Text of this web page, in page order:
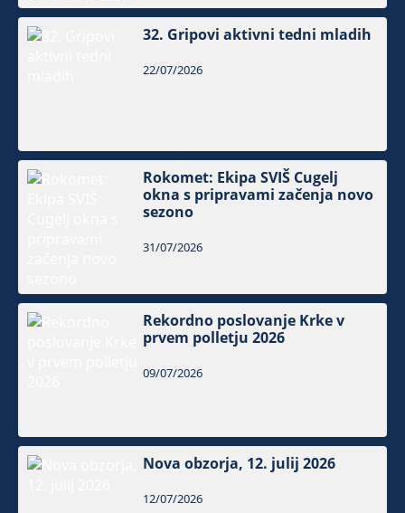
32. Gripovi aktivni tedni mladih
22/07/2026
Rokomet: Ekipa SVIŠ Cugelj
okna s pripravami začenja novo
sezono
31/07/2026
Rekordno poslovanje Krke v
prvem polletju 2026
09/07/2026
Nova obzorja, 12. julij 2026
12/07/2026